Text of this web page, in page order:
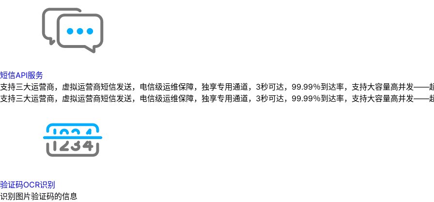
短信API服务
支持三大运营商，虚拟运营商短信发送，电信级运维保障，独享专用通道，3秒可达，99.99％到达率，支持大容量高并发——
支持三大运营商，虚拟运营商短信发送，电信级运维保障，独享专用通道，3秒可达，99.99％到达率，支持大容量高并发——
验证码OCR识别
识别图片验证码的信息